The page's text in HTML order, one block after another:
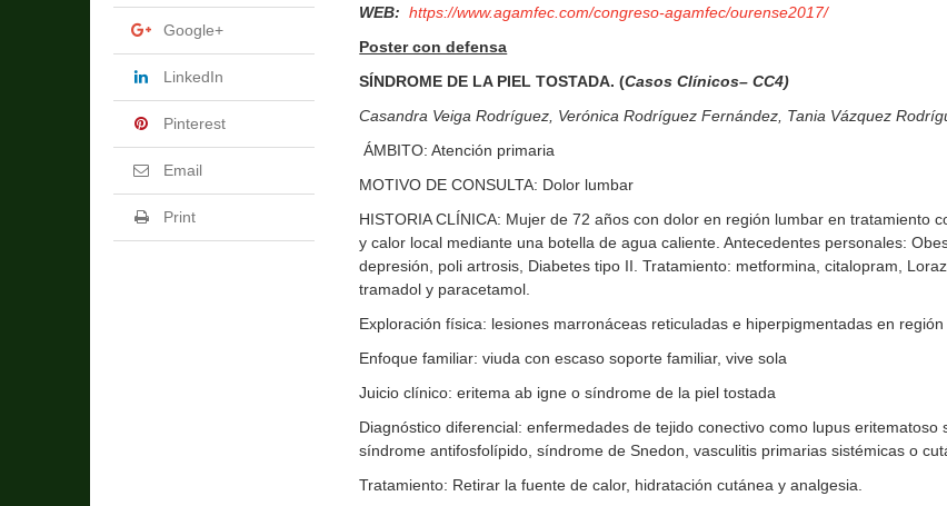
WEB:https://www.agamfec.com/congreso-agamfec/ourense2017/
Poster con defensa
SÍNDROME DE LA PIEL TOSTADA. (Casos Clínicos– CC4)
Casandra Veiga Rodríguez, Verónica Rodríguez Fernández, Tania Vázquez
ÁMBITO: Atención primaria
MOTIVO DE CONSULTA: Dolor lumbar
HISTORIA CLÍNICA: Mujer de 72 años con dolor en región lumbar en tratamiento
y calor local mediante una botella de agua caliente. Antecedentes personales:
depresión, poli artrosis, Diabetes tipo II. Tratamiento: metformina, citalopram,
tramadol y paracetamol.
Exploración física: lesiones marronáceas reticuladas e hiperpigmentadas en
Enfoque familiar: viuda con escaso soporte familiar, vive sola
Juicio clínico: eritema ab igne o síndrome de la piel tostada
Diagnóstico diferencial: enfermedades de tejido conectivo como lupus eritematoso
síndrome antifosfolípido, síndrome de Snedon, vasculitis primarias sistémicas o
Tratamiento: Retirar la fuente de calor, hidratación cutánea y analgesia.
Google+
LinkedIn
Pinterest
Email
Print